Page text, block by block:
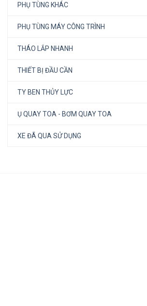
PHỤ TÙNG KHÁC
PHỤ TÙNG MÁY CÔNG TRÌNH
THÁO LẮP NHANH
THIẾT BỊ ĐẦU CẦN
TY BEN THỦY LỰC
Ụ QUAY TOA - BƠM QUAY TOA
XE ĐÃ QUA SỬ DỤNG